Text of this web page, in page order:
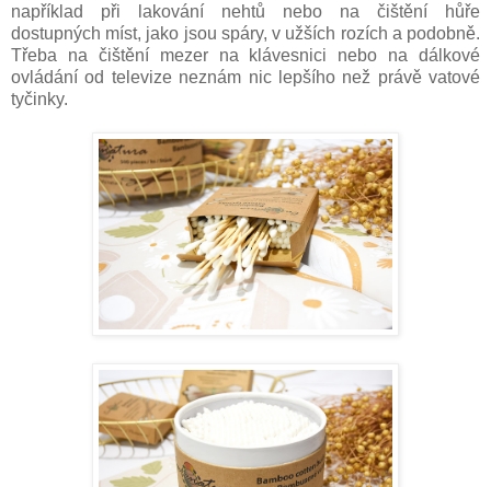
například při lakování nehtů nebo na čištění hůře
dostupných míst, jako jsou spáry, v užších rozích a podobně.
Třeba na čištění mezer na klávesnici nebo na dálkové
ovládání od televize neznám nic lepšího než právě vatové
tyčinky.